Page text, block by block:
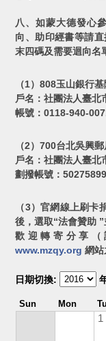
八、如蒙大德發心
向、助印經書等請
末四碼及需要迴向名
（1）808玉山銀行
戶名：社團法人臺北
帳號：0118-940-
（2）700台北吳興
戶名：社團法人臺北
劃撥帳號：50275899
（3）官網線上刷卡
後，選取“法會贊助 ”
歡迎轉寄分享（
www.mzqy.org 網站
日期切換:
Sun Mon
1